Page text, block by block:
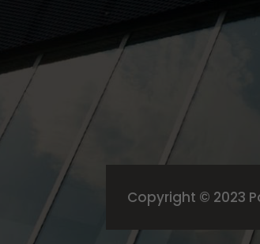
Copyright © 2023